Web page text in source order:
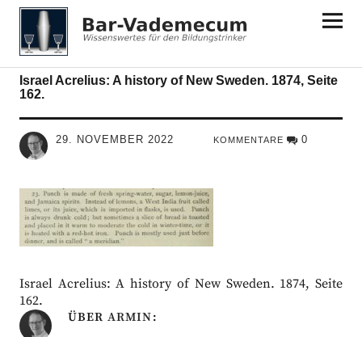
Bar-Vademecum
Israel Acrelius: A history of New Sweden. 1874, Seite
162.
29. NOVEMBER 2022 KOMMENTARE 0
Israel Acrelius: A history of New Sweden. 1874, Seite
162.
ÜBER ARMIN